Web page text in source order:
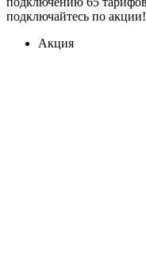
подключайтесь по акции!
Акция